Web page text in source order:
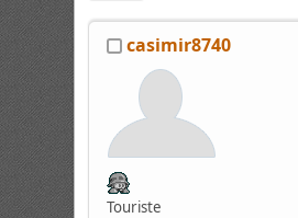
casimir8740
Touriste